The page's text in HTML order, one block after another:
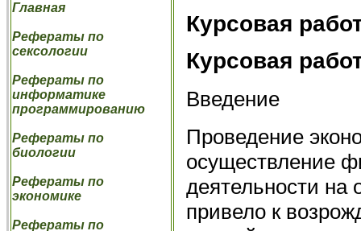
Главная
Рефераты по
сексологии
Рефераты по
информатике
программированию
Рефераты по
биологии
Рефераты по
экономике
Рефераты по
Курсовая
Курсовая
Введение
Проведение
осуществление
деятельности на
привело к